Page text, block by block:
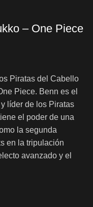
– One Piece
Piratas del Cabello
Piece. Benn es el
líder de los Piratas
el poder de una
la segunda
en la tripulación
avanzado y el